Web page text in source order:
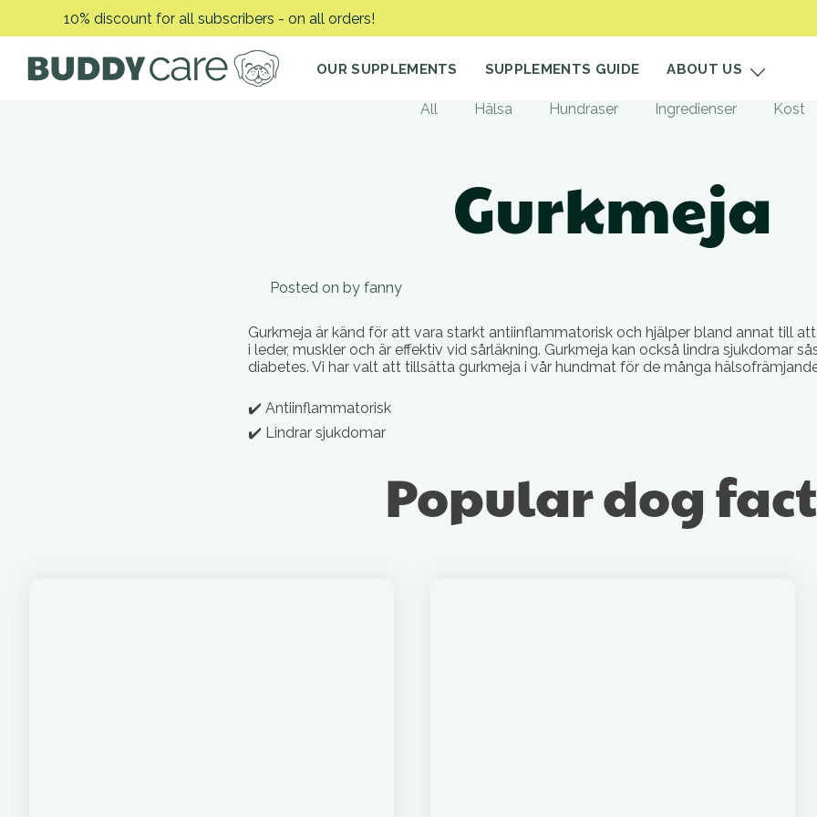
content
10% discount for all subscribers - on all orders!
OUR SUPPLEMENTS SUPPLEMENTS GUIDE ABOUT US
All Hälsa Hundraser Ingredienser Kost
Gurkmeja
Posted on by fanny
Gurkmeja är känd för att vara starkt antiinflammatorisk och hjälper bland annat till
i leder, muskler och är effektiv vid sårläkning. Gurkmeja kan också lindra sjukdomar
diabetes. Vi har valt att tillsätta gurkmeja i vår hundmat för de många
✔️ Antiinflammatorisk
✔️ Lindrar sjukdomar
Popular dog